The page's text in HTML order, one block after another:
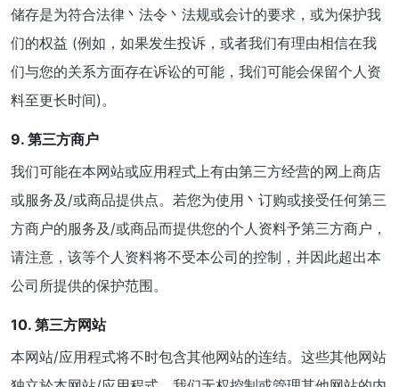
储存是为符合法律丶法令丶法规或会计的要求，或为保护我
们的权益 (例如，如果发生投诉，或者我们有理由相信在我
们与您的关系方面存在诉讼的可能，我们可能会保留个人资
料至更长时间)。
9. 第三方商户
我们可能在本网站或应用程式上有由第三方经营的网上商店
或服务及/或商品提供点。若您为使用丶订购或接受任何第三
方商户的服务及/或商品而提供您的个人资料予第三方商户，
请注意，该等个人资料将不受本公司的控制，并因此超出本
公司所提供的保护范围。
10. 第三方网站
本网站/应用程式将不时包含其他网站的连结。这些其他网站